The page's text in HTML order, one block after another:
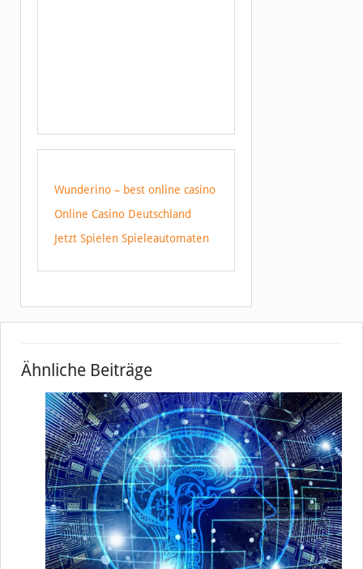
Wunderino – best online casino
Online Casino Deutschland
Jetzt Spielen Spieleautomaten
Ähnliche Beiträge